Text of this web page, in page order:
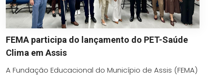
FEMA participa do lançamento do PET-Saúde
Clima em Assis
A Fundação Educacional do Município de Assis (FEMA)